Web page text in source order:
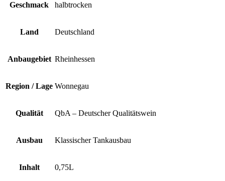
Geschmack halbtrocken
Land Deutschland
Anbaugebiet Rheinhessen
Region / Lage Wonnegau
Qualität QbA – Deutscher Qualitätswein
Ausbau Klassischer Tankausbau
Inhalt 0,75L